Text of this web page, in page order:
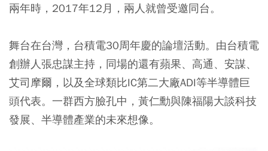
兩年時，2017年12月，兩人就曾受邀同台。
舞台在台灣，台積電30周年慶的論壇活動。由台積電
創辦人張忠謀主持，同場的還有蘋果、高通、安謀、
艾司摩爾，以及全球類比IC第二大廠ADI等半導體巨
頭代表。一群西方臉孔中，黃仁勳與陳福陽大談科技
發展、半導體產業的未來想像。